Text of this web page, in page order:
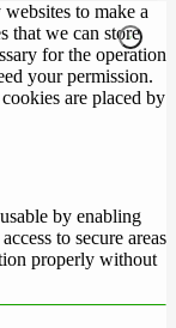
to make a
that we can store
for the operation
your permission.
are placed by
by enabling
to secure areas
properly without